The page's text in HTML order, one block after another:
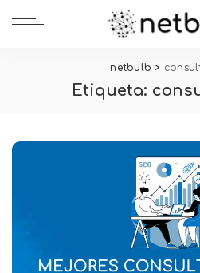
netbulb >
Etiqueta: